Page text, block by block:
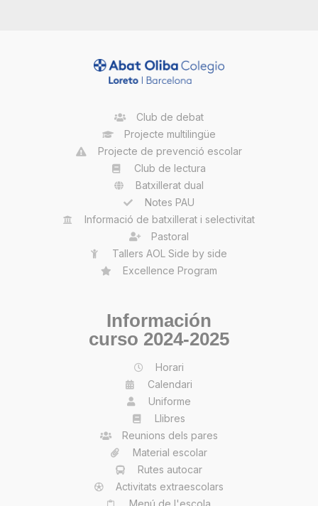
Club de debat
Projecte multilingüe
Projecte de prevenció escolar
Club de lectura
Batxillerat dual
Notes PAU
Informació de batxillerat i selectivitat
Pastoral
Tallers AOL Side by side
Excellence Program
Información
curso 2024-2025
Horari
Calendari
Uniforme
Llibres
Reunions dels pares
Material escolar
Rutes autocar
Activitats extraescolars
Menú de l'escola